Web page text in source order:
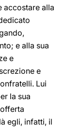
accostare alla
e alla sua
e
e
Lui
la sua
egli, infatti, il